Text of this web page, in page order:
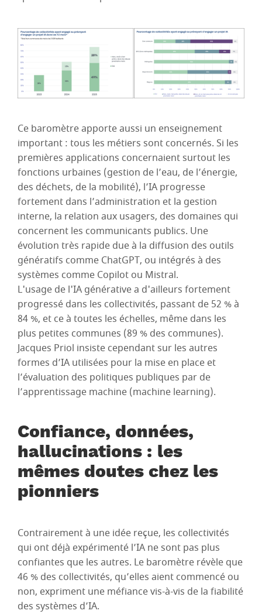
Ce baromètre apporte aussi un enseignement
important : tous les métiers sont concernés. Si les
premières applications concernaient surtout les
fonctions urbaines (gestion de l’eau, de l’énergie,
des déchets, de la mobilité), l’IA progresse
fortement dans l’administration et la gestion
interne, la relation aux usagers, des domaines qui
concernent les communicants publics. Une
évolution très rapide due à la diffusion des outils
génératifs comme ChatGPT, ou intégrés à des
systèmes comme Copilot ou Mistral.
L'usage de l'IA générative a d'ailleurs fortement
progressé dans les collectivités, passant de 52 % à
84 %, et ce à toutes les échelles, même dans les
plus petites communes (89 % des communes).
Jacques Priol insiste cependant sur les autres
formes d’IA utilisées pour la mise en place et
l’évaluation des politiques publiques par de
l’apprentissage machine (machine learning).
Confiance, données,
hallucinations : les
mêmes doutes chez les
pionniers
Contrairement à une idée reçue, les collectivités
qui ont déjà expérimenté l’IA ne sont pas plus
confiantes que les autres. Le baromètre révèle que
46 % des collectivités, qu’elles aient commencé ou
non, expriment une méfiance vis-à-vis de la fiabilité
des systèmes d’IA.